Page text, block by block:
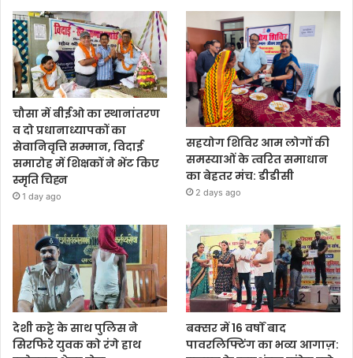
चौसा में बीईओ का स्थानांतरण
व दो प्रधानाध्यापकों का
सेवानिवृत्ति सम्मान, विदाई
समारोह में शिक्षकों ने भेंट किए
स्मृति चिह्न
1 day ago
सहयोग शिविर आम लोगों की
समस्याओं के त्वरित समाधान
का बेहतर मंच: डीडीसी
2 days ago
देशी कट्टे के साथ पुलिस ने
सिरफिरे युवक को रंगे हाथ
बक्सर में 16 वर्षों बाद
पावरलिफ्टिंग का भव्य आगाज़: